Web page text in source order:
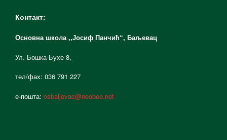
Контакт:
Основна школа ,,Јосиф Панчић“, Баљевац
Ул. Бошка Бухе 8,
тел/фах: 036 791 227
е-пошта: osbaljevac@neobee.net